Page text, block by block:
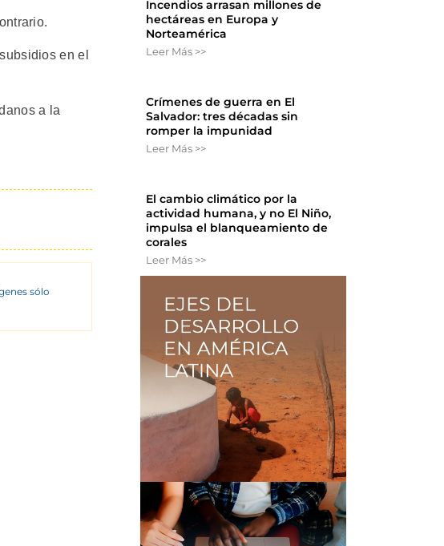
en el
a la
sólo
Incendios arrasan millones de
hectáreas en Europa y
Norteamérica
Leer Más >>
Crímenes de guerra en El
Salvador: tres décadas sin
romper la impunidad
Leer Más >>
El cambio climático por la
actividad humana, y no El Niño,
impulsa el blanqueamiento de
corales
Leer Más >>